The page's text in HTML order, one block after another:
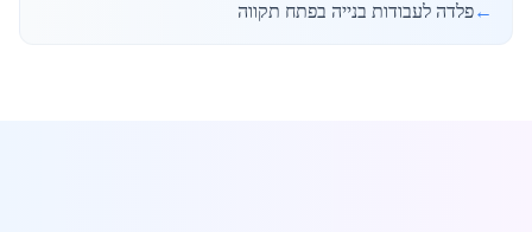
←פלדה לעבודות בנייה בפתח תקווה